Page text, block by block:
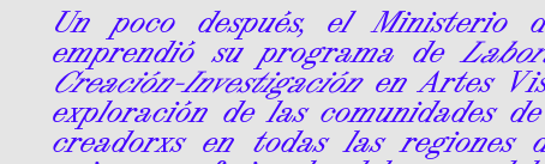
Un poco después, el Ministerio
emprendió su programa de
Creación-Investigación en Artes
exploración de las comunidades
creadorxs en todas las regiones